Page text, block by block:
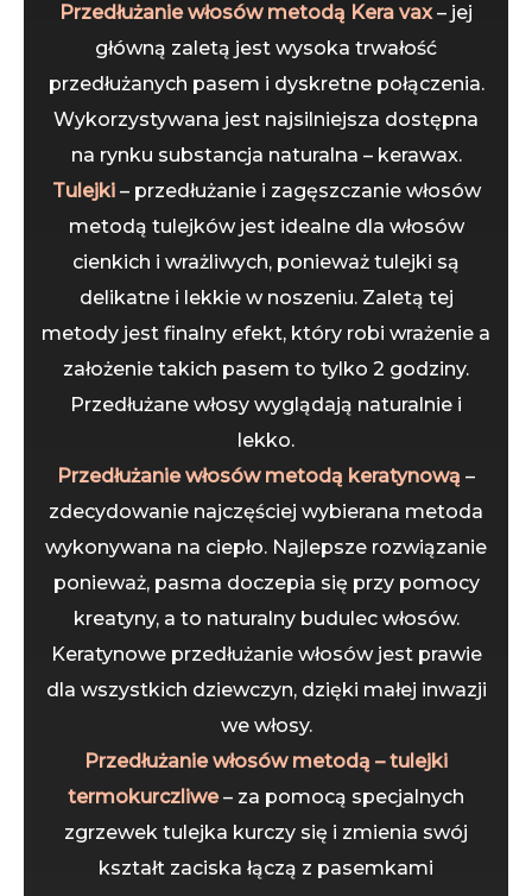
Przedłużanie włosów metodą Kera vax– jej
główną zaletą jest wysoka trwałość
przedłużanych pasem i dyskretne połączenia.
Wykorzystywana jest najsilniejsza dostępna
na rynku substancja naturalna – kerawax.
Tulejki– przedłużanie i zagęszczanie włosów
metodą tulejków jest idealne dla włosów
cienkich i wrażliwych, ponieważ tulejki są
delikatne i lekkie w noszeniu. Zaletą tej
metody jest finalny efekt, który robi wrażenie a
założenie takich pasem to tylko 2 godziny.
Przedłużane włosy wyglądają naturalnie i
lekko.
Przedłużanie włosów metodą keratynową –
zdecydowanie najczęściej wybierana metoda
wykonywana na ciepło. Najlepsze rozwiązanie
ponieważ, pasma doczepia się przy pomocy
kreatyny, a to naturalny budulec włosów.
Keratynowe przedłużanie włosów jest prawie
dla wszystkich dziewczyn, dzięki małej inwazji
we włosy.
Przedłużanie włosów metodą – tulejki
termokurczliwe– za pomocą specjalnych
zgrzewek tulejka kurczy się i zmienia swój
kształt zaciska łączą z pasemkami